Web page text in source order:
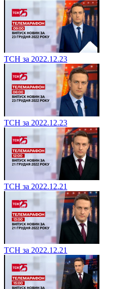
ТСН за 2022.12.23
ТСН за 2022.12.23
ТСН за 2022.12.21
ТСН за 2022.12.21